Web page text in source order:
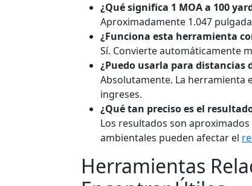
¿Qué significa 1 MOA a 100
Aproximadamente 1.047
¿Funciona esta herramienta
Sí. Convierte automáticamente
¿Puedo usarla para distancias
Absolutamente. La herramienta
ingreses.
¿Qué tan preciso es el
Los resultados son
ambientales pueden afectar el
Herramientas